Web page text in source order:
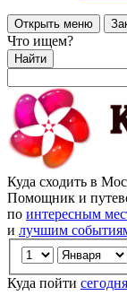
Открыть меню
Что ищем?
Найти
Куда сходить в
Помощник и
по интересным
и лучшим
Куда пойти сегодня